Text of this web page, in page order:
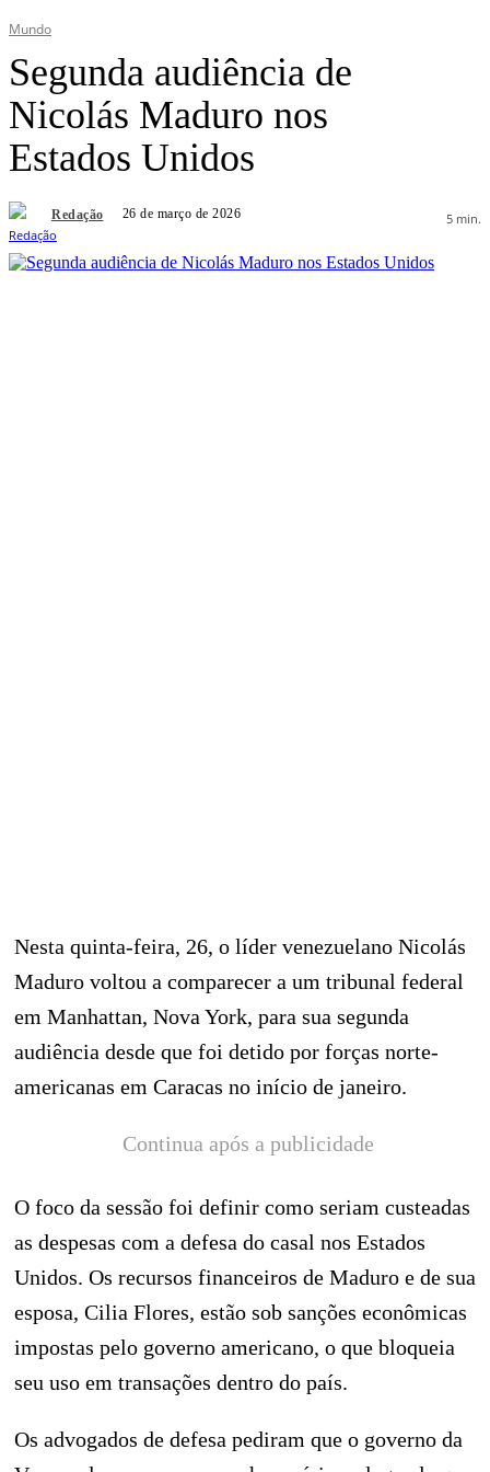
Mundo
Segunda audiência de
Nicolás Maduro nos
Estados Unidos
Redação 26 de março de 2026 5 min.
Nesta quinta-feira, 26, o líder venezuelano Nicolás
Maduro voltou a comparecer a um tribunal federal
em Manhattan, Nova York, para sua segunda
audiência desde que foi detido por forças norte-
americanas em Caracas no início de janeiro.
Continua após a publicidade
O foco da sessão foi definir como seriam custeadas
as despesas com a defesa do casal nos Estados
Unidos. Os recursos financeiros de Maduro e de sua
esposa, Cilia Flores, estão sob sanções econômicas
impostas pelo governo americano, o que bloqueia
seu uso em transações dentro do país.
Os advogados de defesa pediram que o governo da